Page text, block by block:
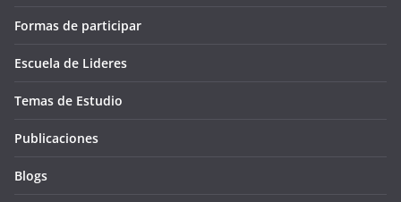
Formas de participar
Escuela de Lideres
Temas de Estudio
Publicaciones
Blogs